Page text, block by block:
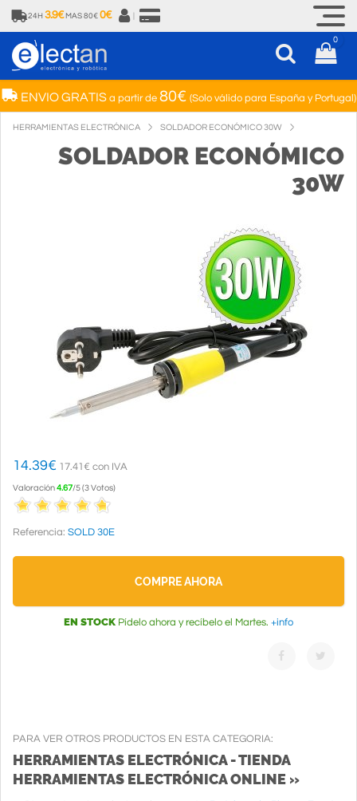
24H 3.9€ MAS 80€ 0€
0
ENVIO GRATISa partir de 80€ (Solo válido para España y Portugal)
HERRAMIENTAS ELECTRÓNICA SOLDADOR ECONÓMICO 30W
SOLDADOR ECONÓMICO
30W
14.39€ 17.41€ con IVA
Valoración4.67/5(3Votos)
Referencia: SOLD 30E
COMPRE AHORA
EN STOCK Pídelo ahora y recíbelo el Martes. +info
PARA VER OTROS PRODUCTOS EN ESTA CATEGORIA:
HERRAMIENTAS ELECTRÓNICA - TIENDA
HERRAMIENTAS ELECTRÓNICA ONLINE »